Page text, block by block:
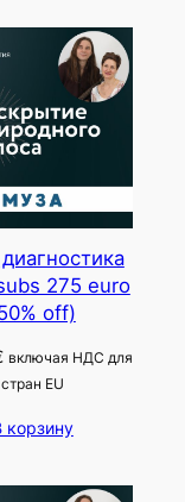
275 euro
off)
включая НДС для
стран EU
корзину